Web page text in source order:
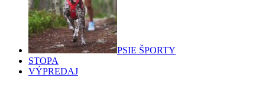
PSIE ŠPORTY
STOPA
VÝPREDAJ